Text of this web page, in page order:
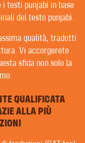
FORTUNA
che non
i clienti. È
dove il
testi punjabi in base
del testo punjabi.
qualità, tradotti
Vi accorgerete
sfida non solo la
QUALIFICATA
ALLA PIÙ